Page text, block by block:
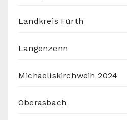
Landkreis Fürth
Langenzenn
Michaeliskirchweih 2024
Oberasbach